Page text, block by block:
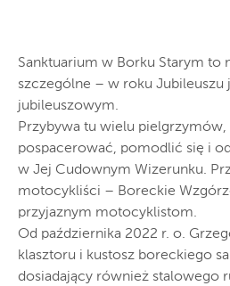
Sanktuarium w Borku Starym to
szczególne – w roku Jubileuszu
jubileuszowym.
Przybywa tu wielu pielgrzymów,
pospacerować, pomodlić się i
w Jej Cudownym Wizerunku.
motocykliści – Boreckie
przyjaznym motocyklistom.
Od października 2022 r. o.
klasztoru i kustosz boreckiego
dosiadający również stalowego